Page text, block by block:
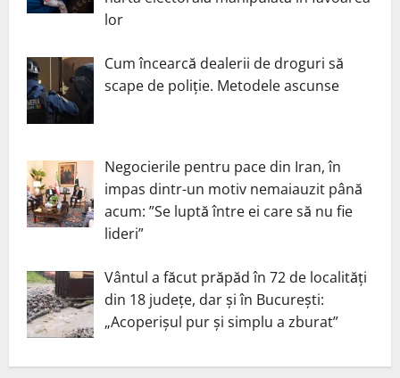
lor
Cum încearcă dealerii de droguri să
scape de poliție. Metodele ascunse
Negocierile pentru pace din Iran, în
impas dintr-un motiv nemaiauzit până
acum: ”Se luptă între ei care să nu fie
lideri”
Vântul a făcut prăpăd în 72 de localități
din 18 județe, dar și în București:
„Acoperișul pur și simplu a zburat”